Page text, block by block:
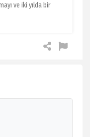
ve iki yılda bir